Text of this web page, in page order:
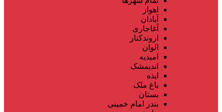
اهواز
آبادان
آغاجاری
اروندکنار
الوان
امیدیه
اندیمشک
ایذه
باغ ملک
بستان
بندر امام خمینی